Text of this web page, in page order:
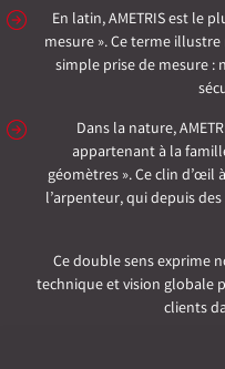
En latin, AMETRIS est le
mesure ». Ce terme
simple prise de mesure :
Dans la nature,
appartenant à la
géomètres ». Ce clin
l’arpenteur, qui depuis
Ce double sens exprime
technique et vision globale
clients